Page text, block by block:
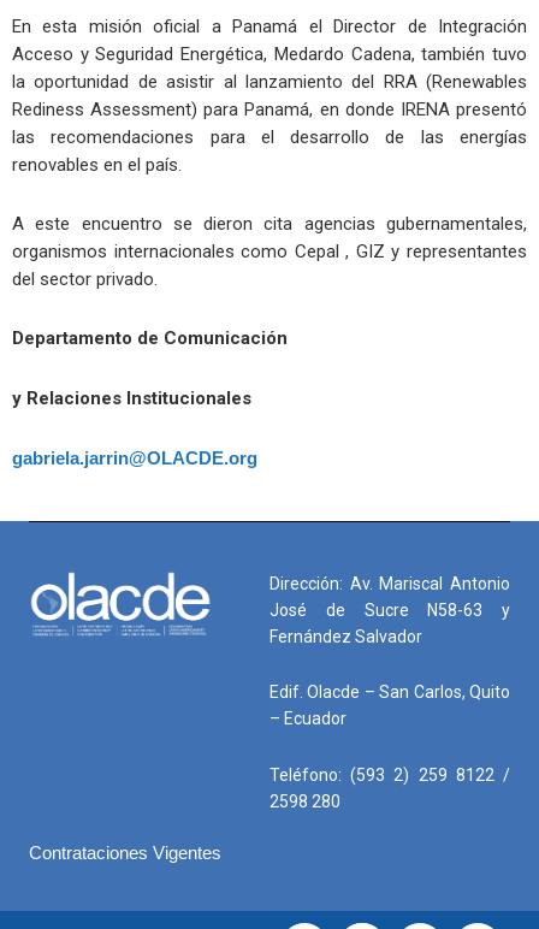
En esta misión oficial a Panamá el Director de Integración
Acceso y Seguridad Energética, Medardo Cadena, también tuvo
la oportunidad de asistir al lanzamiento del RRA (Renewables
Rediness Assessment) para Panamá, en donde IRENA presentó
las recomendaciones para el desarrollo de las energías
renovables en el país.
A este encuentro se dieron cita agencias gubernamentales,
organismos internacionales como Cepal , GIZ y representantes
del sector privado.
Departamento de Comunicación
y Relaciones Institucionales
gabriela.jarrin@OLACDE.org
Dirección: Av. Mariscal Antonio
José de Sucre N58-63 y
Fernández Salvador
Edif. Olacde – San Carlos, Quito
– Ecuador
Teléfono: (593 2) 259 8122 /
2598 280
Contrataciones Vigentes